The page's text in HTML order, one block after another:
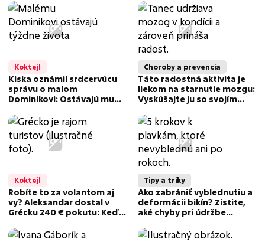
Koktejl
Kiska oznámil srdcervúcu
správu o malom
Dominikovi: Ostávajú mu
Choroby a prevencia
Táto radostná aktivita je
liekom na starnutie mozgu:
Vyskúšajte ju so svojím
Koktejl
Robíte to za volantom aj
vy? Aleksandar dostal v
Grécku 240 € pokutu: Keď
Tipy a triky
Ako zabrániť vyblednutiu a
deformácii bikín? Zistite,
aké chyby pri údržbe